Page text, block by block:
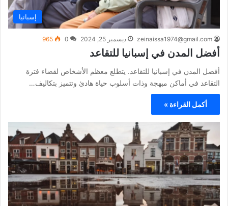
إسبانيا
zeinaissa1974@gmail.com ديسمبر 25, 2024 0
965
أفضل المدن في إسبانيا للتقاعد
أفضل المدن في إسبانيا للتقاعد. يتطلع معظم الأشخاص لقضاء فترة
التقاعد في أماكن مبهجة وذات أسلوب حياة هادئ وتتميز بتكاليف…
أكمل القراءة »